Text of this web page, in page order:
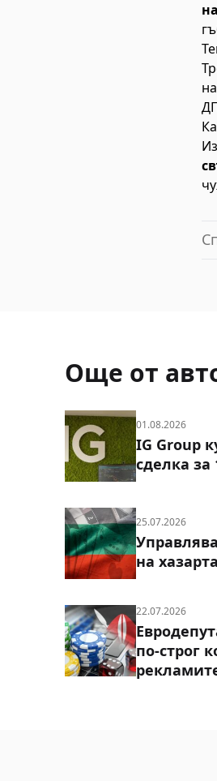
на
Още от
01.08.2026
IG Group
сделка
25.07.2026
на хазарта
22.07.2026
по-строг